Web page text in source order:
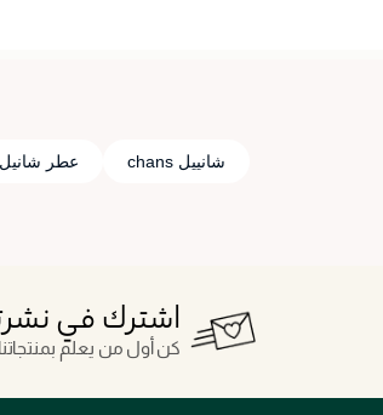
شانييل chans عطر شانيل 5
اشترك في
كن أول من يعلم بمنتجاتنا